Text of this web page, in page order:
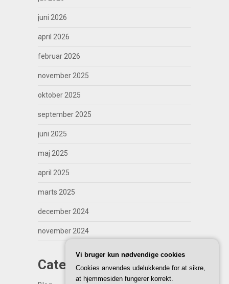
juni 2026
april 2026
februar 2026
november 2025
oktober 2025
september 2025
juni 2025
maj 2025
april 2025
marts 2025
december 2024
november 2024
Categories
Vi bruger kun nødvendige cookies
Cookies anvendes udelukkende for at sikre,
at hjemmesiden fungerer korrekt.